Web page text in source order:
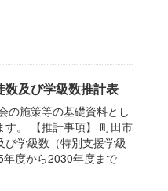
及び学級数推計表
の施策等の基礎資料とし
す。 【推計事項】 町田市
学級数（特別支援学級
度から2030年度まで